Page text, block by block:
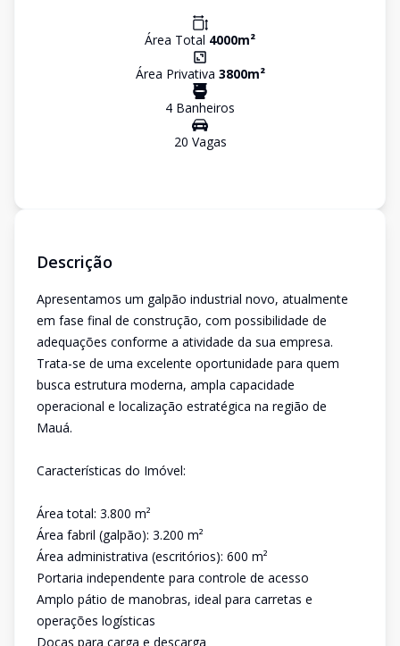
Área Total 4000m²
Área Privativa 3800m²
4 Banheiros
20 Vagas
Descrição
Apresentamos um galpão industrial novo, atualmente
em fase final de construção, com possibilidade de
adequações conforme a atividade da sua empresa.
Trata-se de uma excelente oportunidade para quem
busca estrutura moderna, ampla capacidade
operacional e localização estratégica na região de
Mauá.
Características do Imóvel:
Área total: 3.800 m²
Área fabril (galpão): 3.200 m²
Área administrativa (escritórios): 600 m²
Portaria independente para controle de acesso
Amplo pátio de manobras, ideal para carretas e
operações logísticas
Docas para carga e descarga